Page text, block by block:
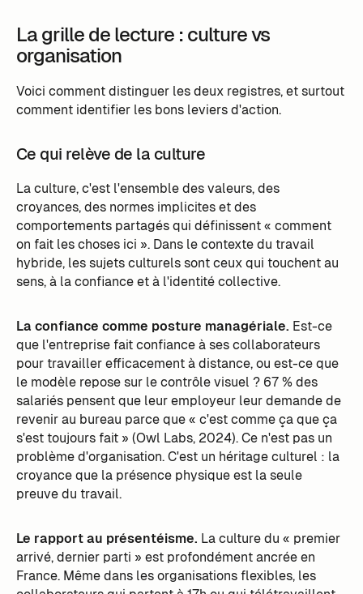
La grille de lecture : culture vs
organisation
Voici comment distinguer les deux registres, et surtout
comment identifier les bons leviers d'action.
Ce qui relève de la culture
La culture, c'est l'ensemble des valeurs, des
croyances, des normes implicites et des
comportements partagés qui définissent « comment
on fait les choses ici ». Dans le contexte du travail
hybride, les sujets culturels sont ceux qui touchent au
sens, à la confiance et à l'identité collective.
La confiance comme posture managériale. Est-ce
que l'entreprise fait confiance à ses collaborateurs
pour travailler efficacement à distance, ou est-ce que
le modèle repose sur le contrôle visuel ? 67 % des
salariés pensent que leur employeur leur demande de
revenir au bureau parce que « c'est comme ça que ça
s'est toujours fait » (Owl Labs, 2024). Ce n'est pas un
problème d'organisation. C'est un héritage culturel : la
croyance que la présence physique est la seule
preuve du travail.
Le rapport au présentéisme. La culture du « premier
arrivé, dernier parti » est profondément ancrée en
France. Même dans les organisations flexibles, les